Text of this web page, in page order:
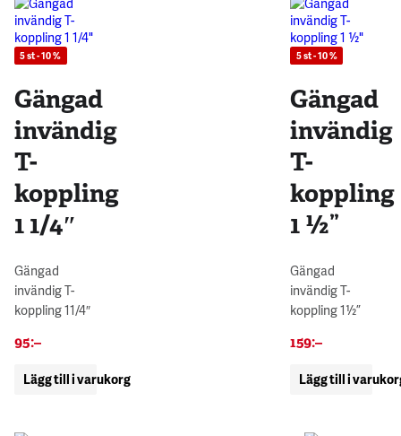
5 st - 10 %
Gängad
invändig
T-
koppling
1 1/4″
Gängad
invändig T-
koppling 11/4″
95:–
Lägg till i varukorg
5 st - 10 %
Gängad
invändig
T-
koppling
1 ½”
Gängad
invändig T-
koppling 1½”
159:–
Lägg till i